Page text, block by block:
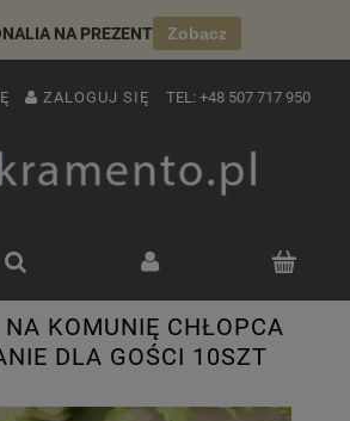
NA PREZENT Zobacz
ZALOGUJ SIĘ TEL: +48 507 717 950
KOMUNIĘ CHŁOPCA
DLA GOŚCI 10SZT